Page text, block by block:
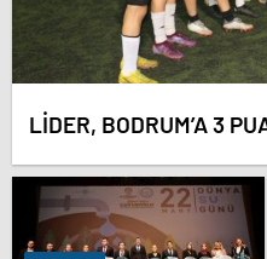
LİDER, BODRUM’A 3